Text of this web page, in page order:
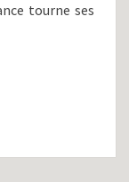
tourne ses